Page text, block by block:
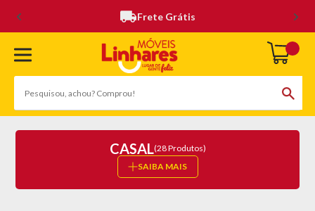
Frete Grátis
CASAL(28 Produtos)
SAIBA MAIS